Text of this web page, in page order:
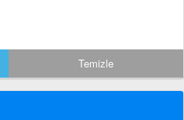
Temizle